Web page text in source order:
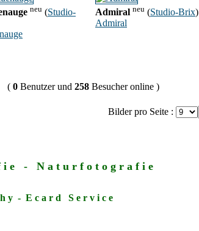
neu (Studio-
Admiral neu (Studio-Brix)
Admiral
0 Benutzer und 258 Besucher online )
Bilder pro Seite :
i e - N a t u r f o t o g r a f i e
h y - E c a r d S e r v i c e